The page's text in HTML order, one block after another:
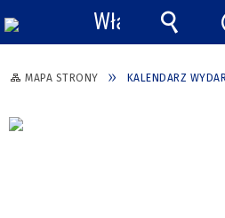
MAPA STRONY KALENDARZ
Włącz